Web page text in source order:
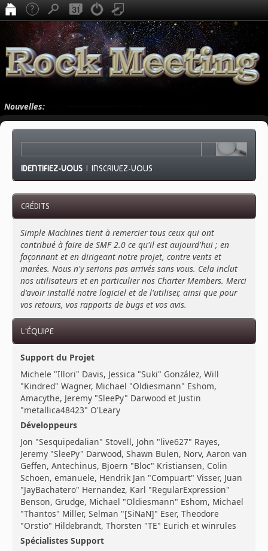
Nouvelles:
IDENTIFIEZ-VOUS |INSCRIVEZ-VOUS
CRÉDITS
Simple Machines tient à remercier tous ceux qui ont
contribué à faire de SMF 2.0 ce qu'il est aujourd'hui ; en
façonnant et en dirigeant notre projet, contre vents et
marées. Nous n'y serions pas arrivés sans vous. Cela inclut
nos utilisateurs et en particulier nos Charter Members. Merci
d'avoir installé notre logiciel et de l'utiliser, ainsi que pour
vos retours, vos rapports de bugs et vos avis.
L'ÉQUIPE
Support du Projet
Michele "Illori" Davis, Jessica "Suki" González, Will
"Kindred" Wagner, Michael "Oldiesmann" Eshom,
Amacythe, Jeremy "SleePy" Darwood et Justin
"metallica48423" O'Leary
Développeurs
Jon "Sesquipedalian" Stovell, John "live627" Rayes,
Jeremy "SleePy" Darwood, Shawn Bulen, Norv, Aaron van
Geffen, Antechinus, Bjoern "Bloc" Kristiansen, Colin
Schoen, emanuele, Hendrik Jan "Compuart" Visser, Juan
"JayBachatero" Hernandez, Karl "RegularExpression"
Benson, Grudge, Michael "Oldiesmann" Eshom, Michael
"Thantos" Miller, Selman "[SiNaN]" Eser, Theodore
"Orstio" Hildebrandt, Thorsten "TE" Eurich et winrules
Spécialistes Support